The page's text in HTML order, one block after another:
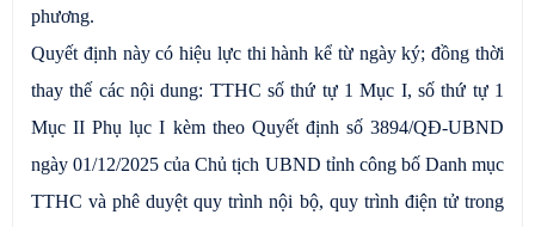
phương.
Quyết định này có hiệu lực thi hành kể từ ngày ký; đồng thời
thay thế các nội dung: TTHC số thứ tự 1 Mục I, số thứ tự 1
Mục II Phụ lục I kèm theo Quyết định số 3894/QĐ-UBND
ngày 01/12/2025 của Chủ tịch UBND tỉnh công bố Danh mục
TTHC và phê duyệt quy trình nội bộ, quy trình điện tử trong